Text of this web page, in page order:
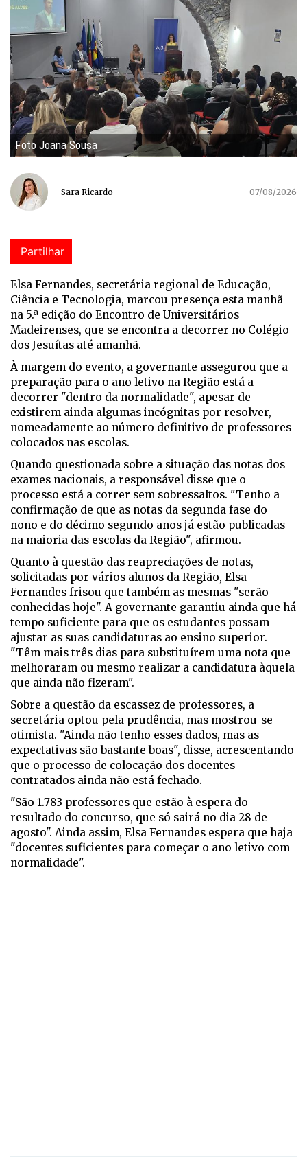
Foto Joana Sousa
Sara Ricardo 07/08/2026
Partilhar
Elsa Fernandes, secretária regional de Educação,
Ciência e Tecnologia, marcou presença esta manhã
na 5.ª edição do Encontro de Universitários
Madeirenses, que se encontra a decorrer no Colégio
dos Jesuítas até amanhã.
À margem do evento, a governante assegurou que a
preparação para o ano letivo na Região está a
decorrer "dentro da normalidade", apesar de
existirem ainda algumas incógnitas por resolver,
nomeadamente ao número definitivo de professores
colocados nas escolas.
Quando questionada sobre a situação das notas dos
exames nacionais, a responsável disse que o
processo está a correr sem sobressaltos. "Tenho a
confirmação de que as notas da segunda fase do
nono e do décimo segundo anos já estão publicadas
na maioria das escolas da Região", afirmou.
Quanto à questão das reapreciações de notas,
solicitadas por vários alunos da Região, Elsa
Fernandes frisou que também as mesmas "serão
conhecidas hoje". A governante garantiu ainda que há
tempo suficiente para que os estudantes possam
ajustar as suas candidaturas ao ensino superior.
"Têm mais três dias para substituírem uma nota que
melhoraram ou mesmo realizar a candidatura àquela
que ainda não fizeram".
Sobre a questão da escassez de professores, a
secretária optou pela prudência, mas mostrou-se
otimista. "Ainda não tenho esses dados, mas as
expectativas são bastante boas", disse, acrescentando
que o processo de colocação dos docentes
contratados ainda não está fechado.
"São 1.783 professores que estão à espera do
resultado do concurso, que só sairá no dia 28 de
agosto". Ainda assim, Elsa Fernandes espera que haja
"docentes suficientes para começar o ano letivo com
normalidade".